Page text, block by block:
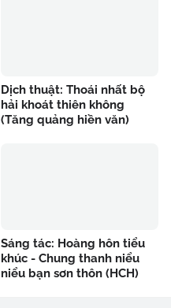
Dịch thuật: Thoái nhất bộ
hải khoát thiên không
(Tăng quảng hiền văn)
Sáng tác: Hoàng hôn tiểu
khúc - Chung thanh niểu
niểu bạn sơn thôn (HCH)